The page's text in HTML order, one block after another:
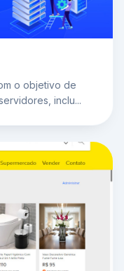
o objetivo de
inclu...